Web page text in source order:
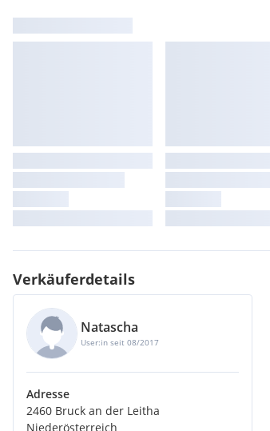
Verkäuferdetails
Natascha
User:in seit 08/2017
Adresse
2460 Bruck an der Leitha
Niederösterreich